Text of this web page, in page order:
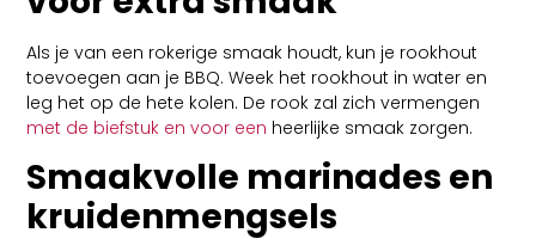
Als je van een rokerige smaak houdt, kun je rookhout
toevoegen aan je BBQ. Week het rookhout in water en
leg het op de hete kolen. De rook zal zich vermengen
met de biefstuk en voor een heerlijke smaak zorgen.
Smaakvolle marinades en
kruidenmengsels